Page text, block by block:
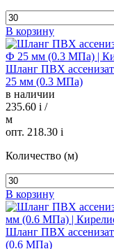
В корзину
Шланг ПВХ
25 мм (0.3 МПа)
в наличии
235.60 i /
м
опт. 218.30 i
Количество (м)
В корзину
Шланг ПВХ
(0.6 МПа)